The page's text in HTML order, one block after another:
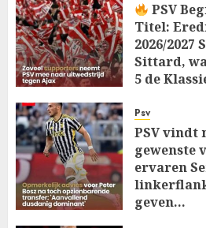
PSV
Titel:
2026/
Sittard,
5 de
AUGUST 8,
Psv
PSV vindt
gewenste
ervaren
geven…